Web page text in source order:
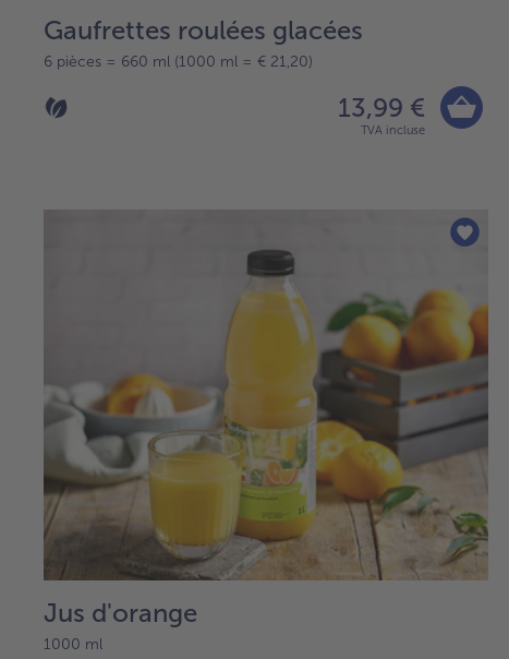
Gaufrettes roulées glacées
6 pièces = 660 ml (1000 ml = € 21,20)
13,99 €
TVA incluse
Jus d'orange
1000 ml